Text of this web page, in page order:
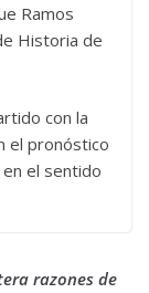
Ramos
Historia de
con la
el pronóstico
el sentido
razones de